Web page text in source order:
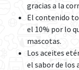
gracias a la
El contenido
el 10% por lo
mascotas.
Los aceites
el sabor de los